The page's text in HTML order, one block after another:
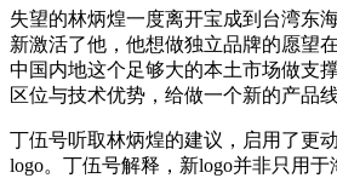
失望的林炳煌一度离开宝成到台湾东
新激活了他，他想做独立品牌的愿望
中国内地这个足够大的本土市场做支
区位与技术优势，给做一个新的产品
丁伍号听取林炳煌的建议，启用了更
logo。丁伍号解释，新logo并非只用